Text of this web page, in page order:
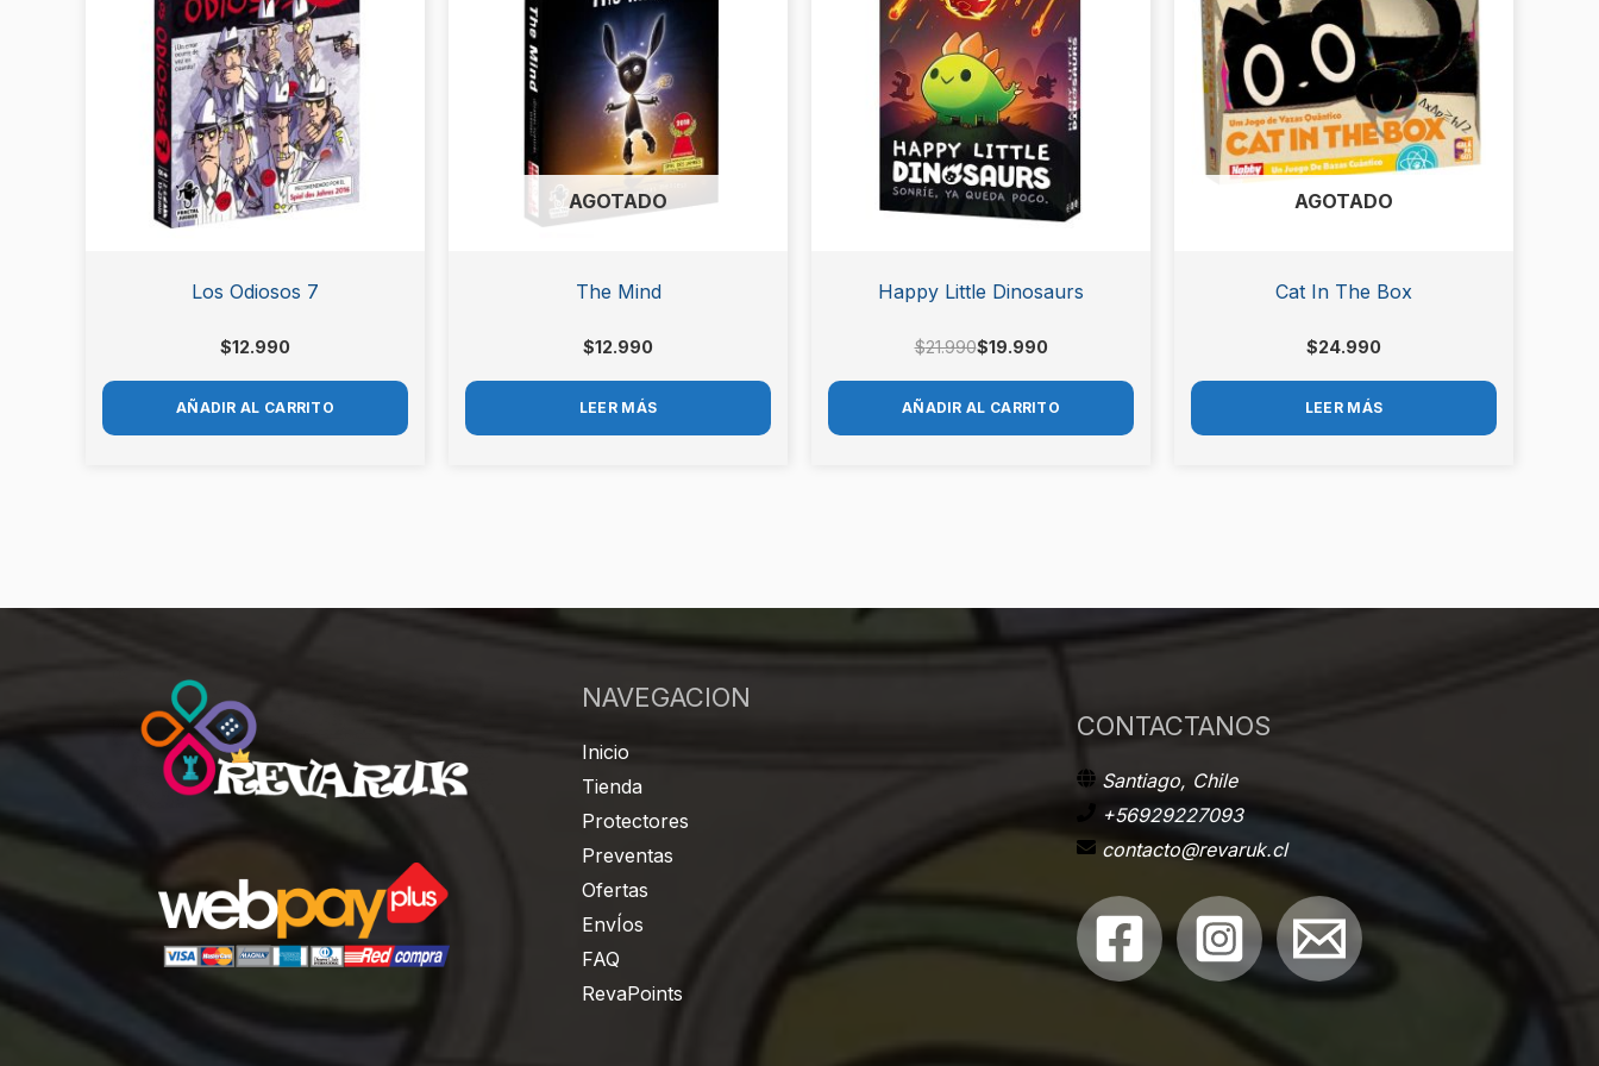
Los Odiosos 7
$12.990
AÑADIR AL CARRITO
AGOTADO
The Mind
$12.990
LEER MÁS
Happy Little Dinosaurs
$21.990
$21.990.
$19.990
$19.990.
AÑADIR AL CARRITO
AGOTADO
Cat In The Box
$24.990
LEER MÁS
NAVEGACION
Inicio
Tienda
Protectores
Preventas
Ofertas
EnvÍos
FAQ
RevaPoints
CONTACTANOS
Santiago, Chile
+56929227093
contacto@revaruk.cl